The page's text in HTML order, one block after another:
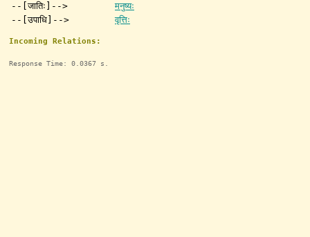
--[जातिः]-->
मनुष्यः
--[उपाधि]-->
वृत्तिः
Incoming Relations:
Response Time: 0.0367 s.